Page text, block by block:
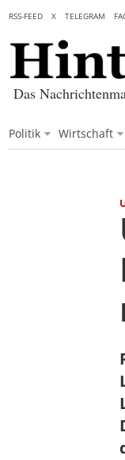
content
Das
Politik Wirtschaft
RSS-FEED X TELEGRAM